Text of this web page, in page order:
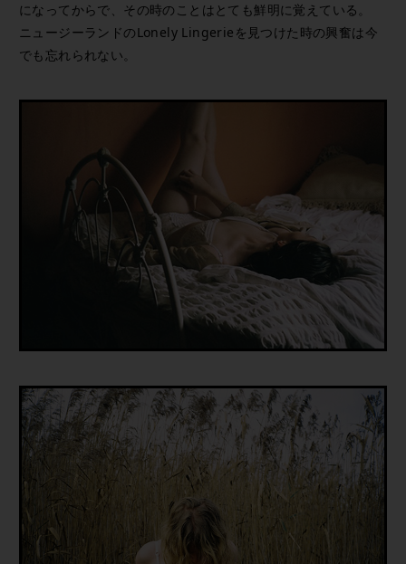
になってからで、その時のことはとても鮮明に覚えている。
ニュージーランドのLonely Lingerieを見つけた時の興奮は今
でも忘れられない。